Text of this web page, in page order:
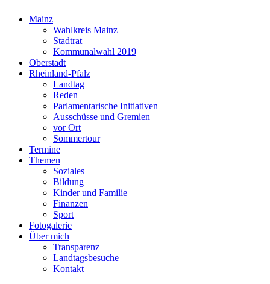
Mainz
Wahlkreis Mainz
Stadtrat
Kommunalwahl 2019
Oberstadt
Rheinland-Pfalz
Landtag
Reden
Parlamentarische Initiativen
Ausschüsse und Gremien
vor Ort
Sommertour
Termine
Themen
Soziales
Bildung
Kinder und Familie
Finanzen
Sport
Fotogalerie
Über mich
Transparenz
Landtagsbesuche
Kontakt